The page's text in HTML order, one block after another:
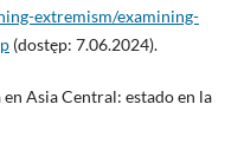
extremism/examining-
(dostęp: 7.06.2024).
Asia Central: estado en la